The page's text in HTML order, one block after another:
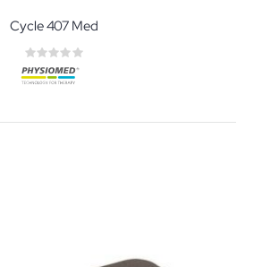
Cycle 407 Med
Rating:
0%